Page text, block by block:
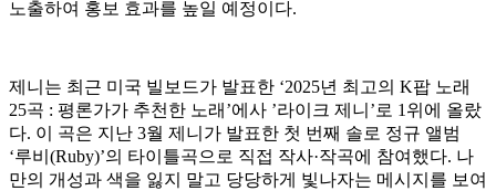
노출하여 홍보 효과를 높일 예정이다.
제니는 최근 미국 빌보드가 발표한 ‘2025년 최고의 K팝 노래
25곡 : 평론가가 추천한 노래’에사 ’라이크 제니’로 1위에 올랐
다. 이 곡은 지난 3월 제니가 발표한 첫 번째 솔로 정규 앨범
‘루비(Ruby)’의 타이틀곡으로 직접 작사·작곡에 참여했다. 나
만의 개성과 색을 잃지 말고 당당하게 빛나자는 메시지를 보여